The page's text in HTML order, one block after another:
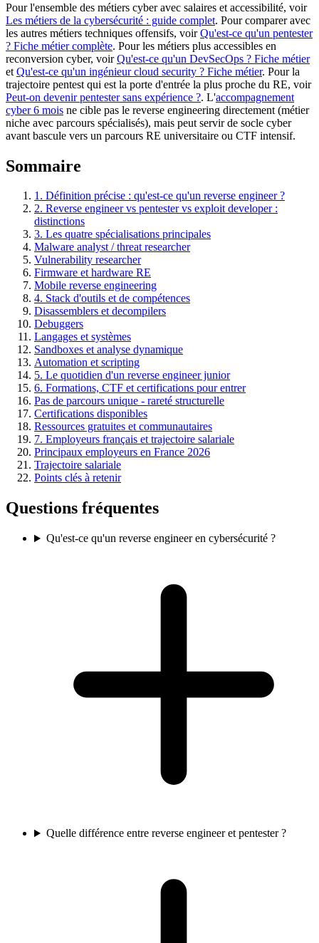
Pour l'ensemble des métiers cyber avec salaires et accessibilité, voir
Les métiers de la cybersécurité : guide complet. Pour comparer avec
les autres métiers techniques offensifs, voirQu'est-ce qu'un pentester
? Fiche métier complète. Pour les métiers plus accessibles en
reconversion cyber, voirQu'est-ce qu'un DevSecOps ? Fiche métier
et Qu'est-ce qu'un ingénieur cloud security ? Fiche métier. Pour la
trajectoire pentest qui est la porte d'entrée la plus proche du RE, voir
Peut-on devenir pentester sans expérience ?. L'accompagnement
cyber 6 mois ne cible pas le reverse engineering directement (métier
niche avec parcours spécialisés), mais peut servir de socle cyber
avant bascule vers un parcours RE universitaire ou CTF intensif.
Sommaire
1. Définition précise : qu'est-ce qu'un reverse engineer ?
2. Reverse engineer vs pentester vs exploit developer :
distinctions
3. Les quatre spécialisations principales
Malware analyst / threat researcher
Vulnerability researcher
Firmware et hardware RE
Mobile reverse engineering
4. Stack d'outils et de compétences
Disassemblers et decompilers
Debuggers
Langages et systèmes
Sandboxes et analyse dynamique
Automation et scripting
5. Le quotidien d'un reverse engineer junior
6. Formations, CTF et certifications pour entrer
Pas de parcours unique - rareté structurelle
Certifications disponibles
Ressources gratuites et communautaires
7. Employeurs français et trajectoire salariale
Principaux employeurs en France 2026
Trajectoire salariale
Points clés à retenir
Questions fréquentes
Qu'est-ce qu'un reverse engineer en cybersécurité ?
Quelle différence entre reverse engineer et pentester ?